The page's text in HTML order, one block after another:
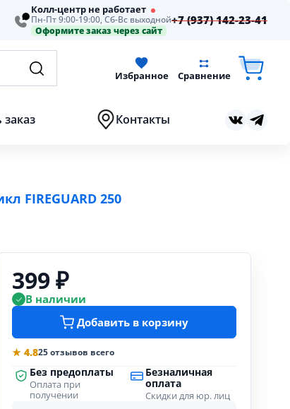
Колл-центр не работает
Пн-Пт 9:00-19:00, Сб-Вс выходной
Оформите заказ через сайт
+7 (937) 142-23-41
Избранное Сравнение
Контакты
FIREGUARD 250
399 ₽
В наличии
Добавить в корзину
★ 4.825 отзывов всего
Без предоплаты
Оплата при
получении
Безналичная
оплата
Скидки для юр. лиц